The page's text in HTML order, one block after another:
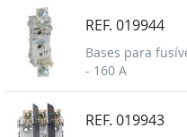
REF. 019944
Bases para
- 160 A
REF. 019943